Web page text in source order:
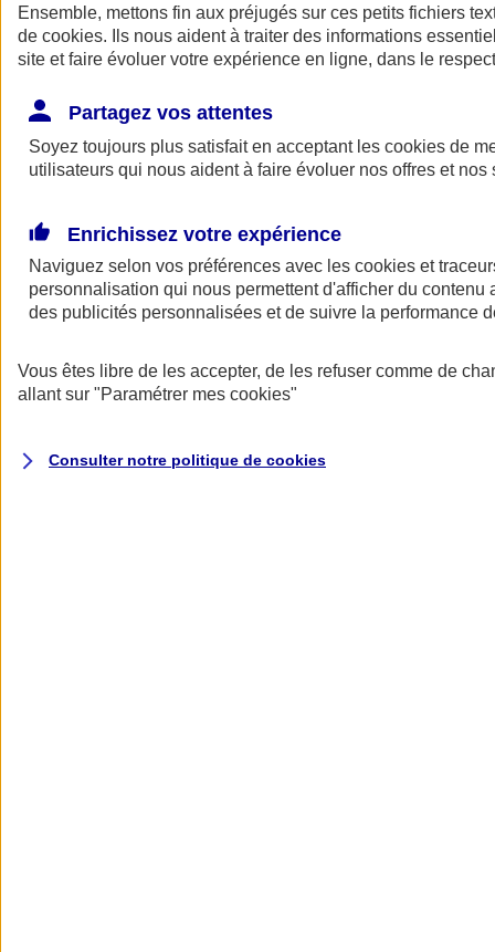
AXA Assurance
Ensemble, mettons fin aux préjugés sur ces petits fichiers
de cookies. Ils nous aident à traiter des informations
site et faire évoluer votre expérience en ligne, dans le
Partagez vos attentes
Soyez toujours plus satisfait en acceptant les cookies de
utilisateurs qui nous aident à faire évoluer nos offres et nos
Enrichissez votre expérience
Naviguez selon vos préférences avec les cookies et
personnalisation qui nous permettent d'afficher du contenu
des publicités personnalisées et de suivre la performance
Vous êtes libre de les accepter, de les refuser comme de
allant sur "Paramétrer mes cookies"
Consulter notre politique de cookies